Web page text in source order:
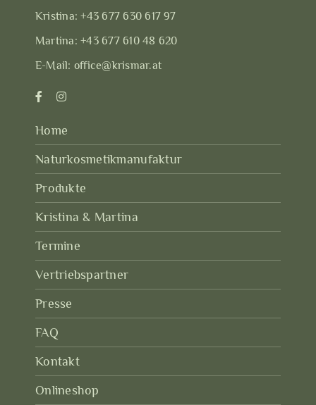
Kristina:+43 677 630 617 97
Martina:+43 677 610 48 620
E-Mail: office@krismar.at
Home
Naturkosmetikmanufaktur
Produkte
Kristina & Martina
Termine
Vertriebspartner
Presse
FAQ
Kontakt
Onlineshop